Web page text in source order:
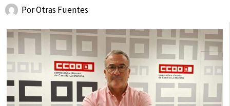
PorOtras Fuentes